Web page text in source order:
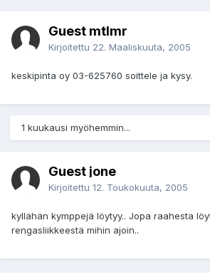
Guest mtlmr
Kirjoitettu 22. Maaliskuuta, 2005
keskipinta oy 03-625760 soittele ja kysy.
1 kuukausi myöhemmin...
Guest jone
Kirjoitettu 12. Toukokuuta, 2005
kyllähän kymppejä löytyy.. Jopa raahesta
rengasliikkeestä mihin ajoin..